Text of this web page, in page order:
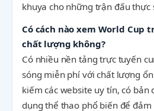
khuya cho những trận đấu thực
Có cách nào xem World Cup
chất lượng không?
Có nhiều nền tảng trực tuyến
sóng miễn phí với chất lượng
kiếm các website uy tín, có bản
dụng thể thao phổ biến để